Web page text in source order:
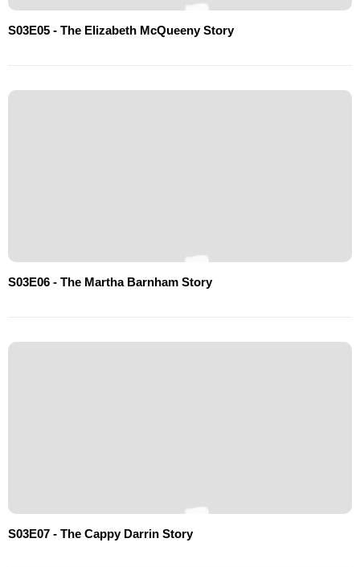
S03E05 - The Elizabeth McQueeny Story
S03E06 - The Martha Barnham Story
S03E07 - The Cappy Darrin Story